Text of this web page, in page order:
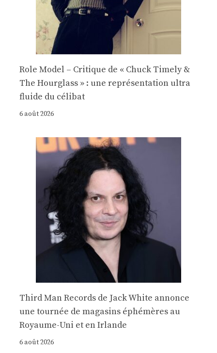
Role Model – Critique de « Chuck Timely &
The Hourglass » : une représentation ultra
fluide du célibat
6 août 2026
Third Man Records de Jack White annonce
une tournée de magasins éphémères au
Royaume-Uni et en Irlande
6 août 2026